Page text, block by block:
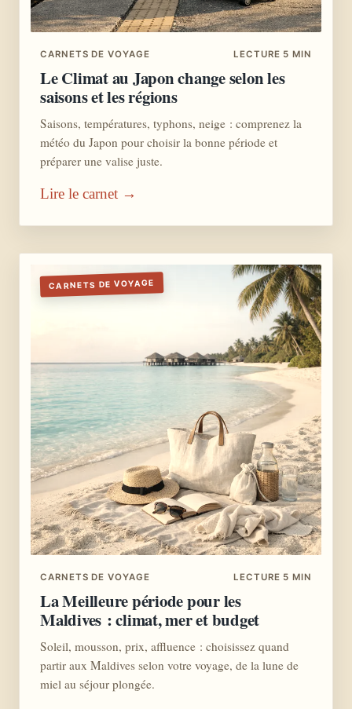
CARNETS DE VOYAGE LECTURE 5 MIN
Le Climat au Japon change selon les
saisons et les régions
Saisons, températures, typhons, neige : comprenez la
météo du Japon pour choisir la bonne période et
préparer une valise juste.
Lire le carnet →
CARNETS DE VOYAGE
CARNETS DE VOYAGE LECTURE 5 MIN
La Meilleure période pour les
Maldives : climat, mer et budget
Soleil, mousson, prix, affluence : choisissez quand
partir aux Maldives selon votre voyage, de la lune de
miel au séjour plongée.